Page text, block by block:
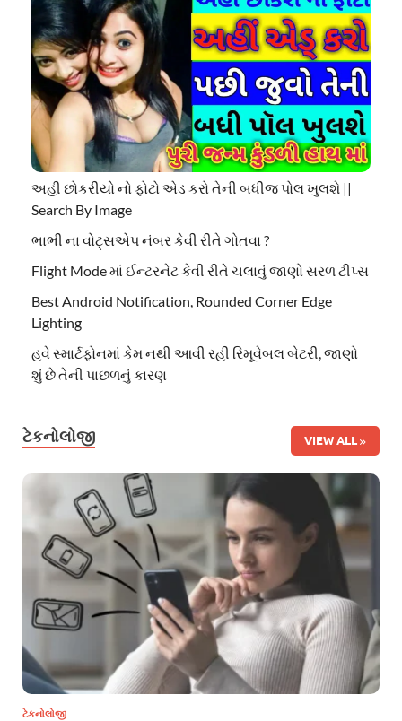
અહી છોકરીયો નો ફોટો એડ કરો તેની બધીજ પોલ ખુલશે ||
Search By Image
ભાભી ના વોટ્સએપ નંબર કેવી રીતે ગોતવા ?
Flight Mode માં ઈન્ટરનેટ કેવી રીતે ચલાવું જાણો સરળ ટીપ્સ
Best Android Notification, Rounded Corner Edge
Lighting
હવે સ્માર્ટફોનમાં કેમ નથી આવી રહી રિમૂવેબલ બેટરી, જાણો
શું છે તેની પાછળનું કારણ
ટેકનોલોજી VIEW ALL
ટેકનોલોજી